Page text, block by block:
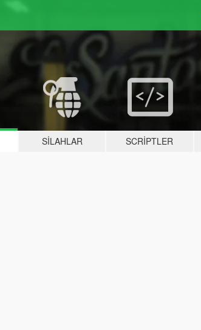
SILAHLAR SCRIPTLER